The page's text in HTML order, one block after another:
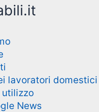
lavoratori domestici
utilizzo
News